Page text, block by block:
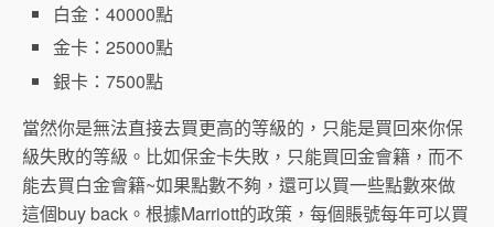
白金：40000點
金卡：25000點
銀卡：7500點
當然你是無法直接去買更高的等級的，只能是買回來你保
級失敗的等級。比如保金卡失敗，只能買回金會籍，而不
能去買白金會籍~如果點數不夠，還可以買一些點數來做
這個buy back。根據Marriott的政策，每個賬號每年可以買